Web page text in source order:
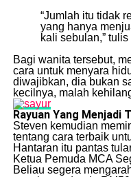
“Jumlah itu tidak
yang hanya
kali sebulan,”
Bagi wanita tersebut,
cara untuk menyara
diwajibkan, dia bukan
kecilnya, malah
Rayuan Yang Menjadi
Steven kemudian
tentang cara terbaik
Hantaran itu pantas
Ketua Pemuda MCA
Beliau segera